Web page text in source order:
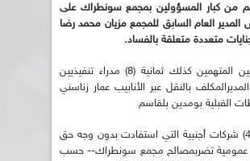
19 متهم من كبار المسؤولين بمجمع سونطراك على
المدير العام السابق للمجمع مزيان محمد رضا
متعددة متعلقة بالفساد.
ويوجد من بين المتهمين كذلك ثمانية (8) مدراء تنفيذيين
بالنقل عبر الأنابيب عمار زناسني
القبلية بومدين بلقاسم
و كذا أربعة (4) شركات أجنبية التي استفادت بدون وجه حق
تضربمصالح مجمع سونطراك-- حسب